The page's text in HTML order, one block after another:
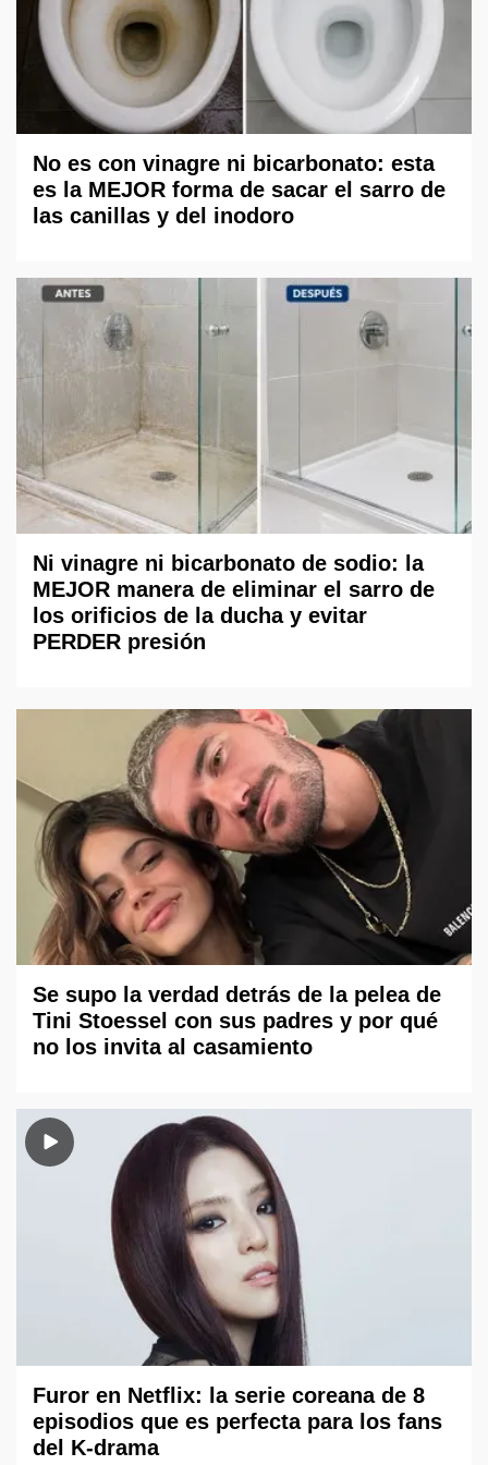
No es con vinagre ni bicarbonato: esta
es la MEJOR forma de sacar el sarro de
las canillas y del inodoro
Ni vinagre ni bicarbonato de sodio: la
MEJOR manera de eliminar el sarro de
los orificios de la ducha y evitar
PERDER presión
Se supo la verdad detrás de la pelea de
Tini Stoessel con sus padres y por qué
no los invita al casamiento
Furor en Netflix: la serie coreana de 8
episodios que es perfecta para los fans
del K-drama